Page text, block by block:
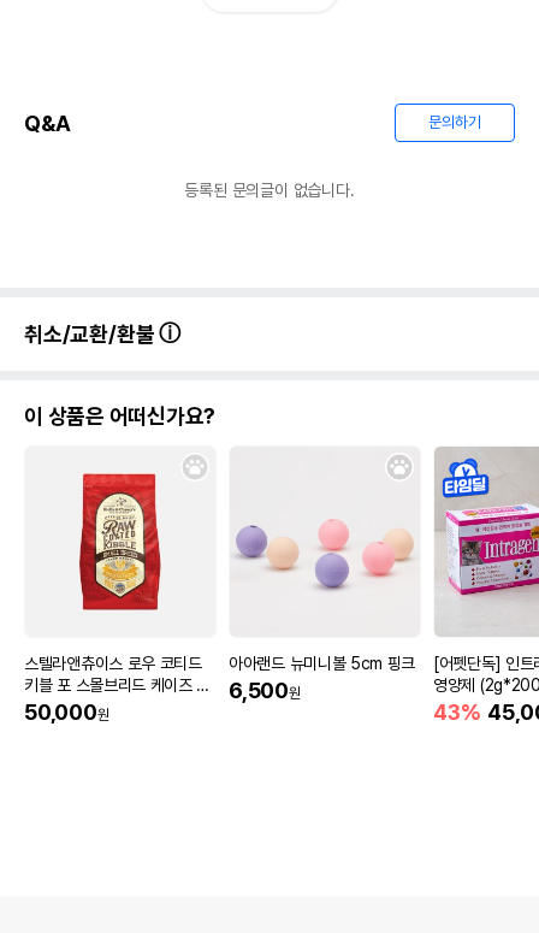
Q&A 문의하기
등록된 문의글이 없습니다.
취소/교환/환불
이 상품은 어떠신가요?
스텔라앤츄이스 로우 코티드
키블 포 스몰브리드 케이즈 프
리 치킨 1.6kg
50,000원
아아랜드 뉴미니볼 5cm 핑크
6,500원
[어펫단독] 인트
영양제
43%